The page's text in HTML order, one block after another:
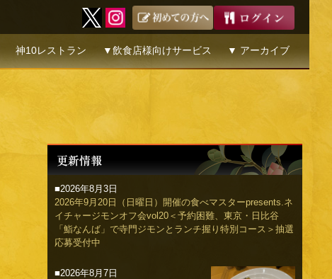
神10レストラン ▼飲食店様向けサービス ▼ アーカイブ
■2026年8月3日
2026年9月20日（日曜日）開催の食べマスターpresents.ネ
イチャージモンオフ会vol20＜予約困難、東京・日比谷
「鮨なんば」で寺門ジモンとランチ握り特別コース＞抽選
応募受付中
■2026年8月7日